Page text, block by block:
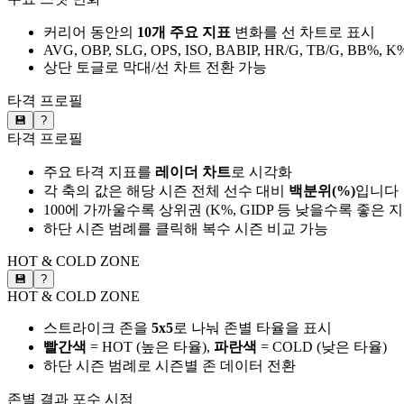
커리어 동안의 10개 주요 지표 변화를 선 차트로 표시
AVG, OBP, SLG, OPS, ISO, BABIP, HR/G, TB/G, BB%,
상단 토글로 막대/선 차트 전환 가능
타격 프로필
💾 ?
타격 프로필
주요 타격 지표를 레이더 차트로 시각화
각 축의 값은 해당 시즌 전체 선수 대비 백분위(%)입니다
100에 가까울수록 상위권 (K%, GIDP 등 낮을수록 좋은
하단 시즌 범례를 클릭해 복수 시즌 비교 가능
HOT & COLD ZONE
💾 ?
HOT & COLD ZONE
스트라이크 존을 5x5로 나눠 존별 타율을 표시
빨간색 = HOT (높은 타율), 파란색 = COLD (낮은 타율)
하단 시즌 범례로 시즌별 존 데이터 전환
존별 결과 포수 시점